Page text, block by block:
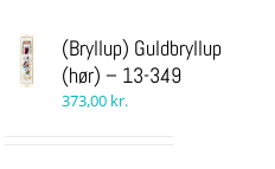
(Bryllup) Guldbryllup
(hør) – 13-349
373,00 kr.